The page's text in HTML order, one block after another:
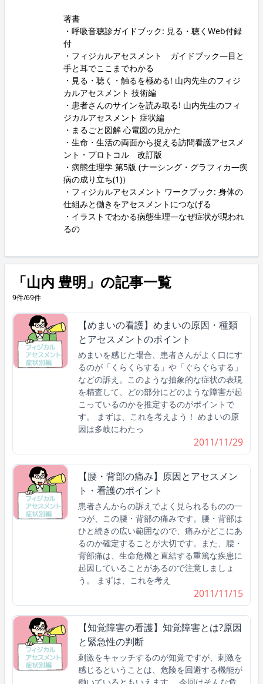
著書
・呼吸音聴診ガイドブック: 見る・聴くWeb付録
付
・フィジカルアセスメント ガイドブック―目と
手と耳でここまでわかる
・見る・聴く・触るを極める! 山内先生のフィジ
カルアセスメント 技術編
・患者さんのサインを読み取る! 山内先生のフィ
ジカルアセスメント 症状編
・まるごと図解 心電図の見かた
・生命・生活の両面から捉える訪問看護アセスメ
ント・プロトコル 改訂版
・病態生理学 第5版 (ナーシング・グラフィカ―疾
病の成り立ち(1)）
・フィジカルアセスメント ワークブック: 身体の
仕組みと働きをアセスメントにつなげる
・イラストでわかる病態生理―なぜ症状が現われ
るの
「山内 豊明」の記事一覧
9件/69件
【めまいの看護】めまいの原因・種類
とアセスメントのポイント
めまいを感じた場合、患者さんがよく口にす
るのが「くらくらする」や「ぐらぐらする」
などの訴え。このような抽象的な症状の表現
を精査して、どの部分にどのような障害が起
こっているのかを推定するのがポイントで
す。 まずは、これを考えよう！ めまいの原
因は多岐にわたっ
2011/11/29
【腰・背部の痛み】原因とアセスメン
ト・看護のポイント
患者さんからの訴えでよく見られるものの一
つが、この腰・背部の痛みです。腰・背部は
ひと続きの広い範囲なので、痛みがどこにあ
るのか確定することが大切です。また、腰・
背部痛は、生命危機と直結する重篤な疾患に
起因していることがあるので注意しましょ
う。 まずは、これを考え
2011/11/15
【知覚障害の看護】知覚障害とは?原因
と緊急性の判断
刺激をキャッチするのが知覚ですが、刺激を
感じるということは、危険を回避する機能が